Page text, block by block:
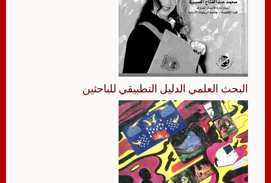
البحث العلمي الدليل التطبيقي للباحثين